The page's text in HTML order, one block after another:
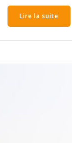
Lire la suite